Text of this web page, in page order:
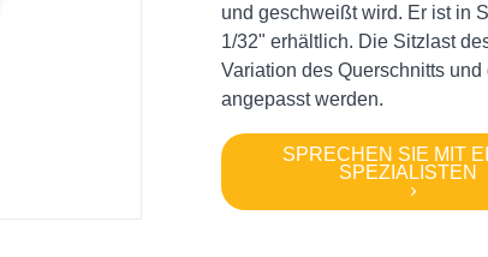
und geschweißt wird. Er ist in
1/32" erhältlich. Die Sitzlast
Variation des Querschnitts
angepasst werden.
SPRECHEN SIE MIT
SPEZIALISTEN